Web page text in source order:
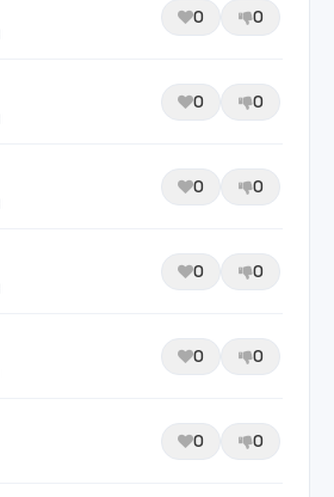
0 0
0 0
0 0
0 0
0 0
0 0